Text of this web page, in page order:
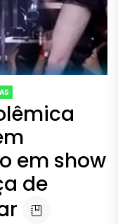
em show
de